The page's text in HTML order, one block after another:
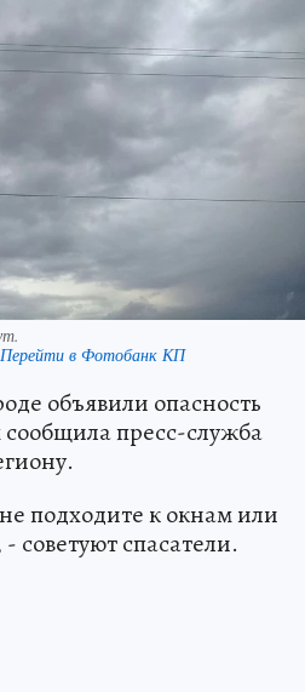
Перейти в Фотобанк КП
объявили опасность
пресс-служба
подходите к окнам или
советуют спасатели.